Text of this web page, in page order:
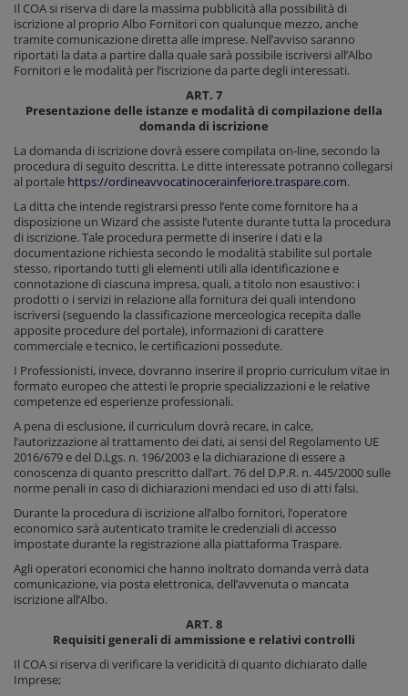
Il COA si riserva di dare la massima pubblicità alla possibilità di
iscrizione al proprio Albo Fornitori con qualunque mezzo, anche
tramite comunicazione diretta alle imprese. Nell’avviso saranno
riportati la data a partire dalla quale sarà possibile iscriversi all’Albo
Fornitori e le modalità per l’iscrizione da parte degli interessati.
ART. 7
Presentazione delle istanze e modalità di compilazione della
domanda di iscrizione
La domanda di iscrizione dovrà essere compilata on-line, secondo la
procedura di seguito descritta. Le ditte interessate potranno collegarsi
al portale https://ordineavvocatinocerainferiore.traspare.com.
La ditta che intende registrarsi presso l’ente come fornitore ha a
disposizione un Wizard che assiste l’utente durante tutta la procedura
di iscrizione. Tale procedura permette di inserire i dati e la
documentazione richiesta secondo le modalità stabilite sul portale
stesso, riportando tutti gli elementi utili alla identificazione e
connotazione di ciascuna impresa, quali, a titolo non esaustivo: i
prodotti o i servizi in relazione alla fornitura dei quali intendono
iscriversi (seguendo la classificazione merceologica recepita dalle
apposite procedure del portale), informazioni di carattere
commerciale e tecnico, le certificazioni possedute.
I Professionisti, invece, dovranno inserire il proprio curriculum vitae in
formato europeo che attesti le proprie specializzazioni e le relative
competenze ed esperienze professionali.
A pena di esclusione, il curriculum dovrà recare, in calce,
l’autorizzazione al trattamento dei dati, ai sensi del Regolamento UE
2016/679 e del D.Lgs. n. 196/2003 e la dichiarazione di essere a
conoscenza di quanto prescritto dall’art. 76 del D.P.R. n. 445/2000 sulle
norme penali in caso di dichiarazioni mendaci ed uso di atti falsi.
Durante la procedura di iscrizione all’albo fornitori, l’operatore
economico sarà autenticato tramite le credenziali di accesso
impostate durante la registrazione alla piattaforma Traspare.
Agli operatori economici che hanno inoltrato domanda verrà data
comunicazione, via posta elettronica, dell’avvenuta o mancata
iscrizione all’Albo.
ART. 8
Requisiti generali di ammissione e relativi controlli
Il COA si riserva di verificare la veridicità di quanto dichiarato dalle
Imprese;